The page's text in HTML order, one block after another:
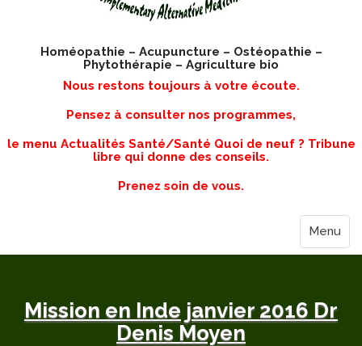
Homéopathie – Acupuncture – Ostéopathie –
Phytothérapie – Agriculture bio
Nous restons toujours à votre écoute.
Pensez à consulter nos programmes,
le menu Actualités Santé/Santé Quoi de neuf ? Tribune
libre qui donne des conseils.
Prenez soin de vous.
Menu
Mission en Inde janvier 2016 Dr
Denis Moyen